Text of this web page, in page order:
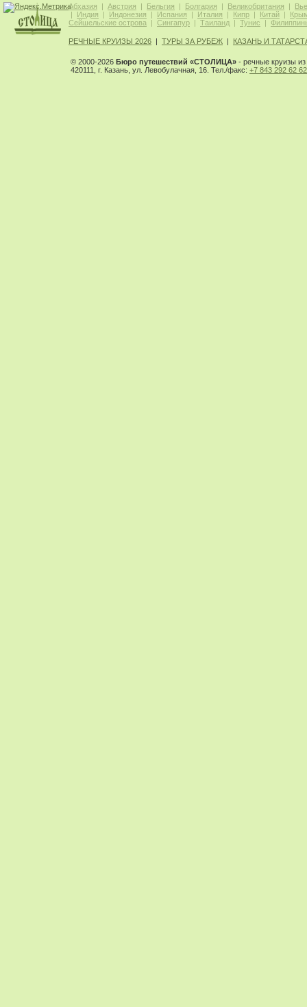
Абхазия | Австрия | Бельгия | Болгария | Великобритания |
| Индия | Индонезия | Испания | Италия | Кипр | Китай |
Сейшельские острова | Сингапур | Таиланд | Тунис |
РЕЧНЫЕ КРУИЗЫ 2026 | ТУРЫ ЗА РУБЕЖ | КАЗАНЬ И
© 2000-2026 Бюро путешествий «СТОЛИЦА» - речные круизы из
420111, г. Казань, ул. Левобулачная, 16. Тел./факс: +7 843 292 62 62